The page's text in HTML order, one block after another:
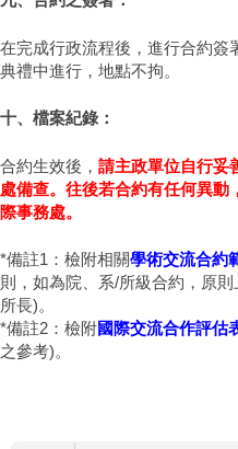
在完成行政流程後，進行合約簽
典禮中進行，地點不拘。
十、檔案紀錄：
合約生效後， 請主政單位自行妥
處備查。往後若合約有任何異動
際事務處。
*備註1：檢附相關學術交流合約
則，如為院、系/所級合約，原
所長)。
*備註2：檢附國際交流合作評估
之參考)。